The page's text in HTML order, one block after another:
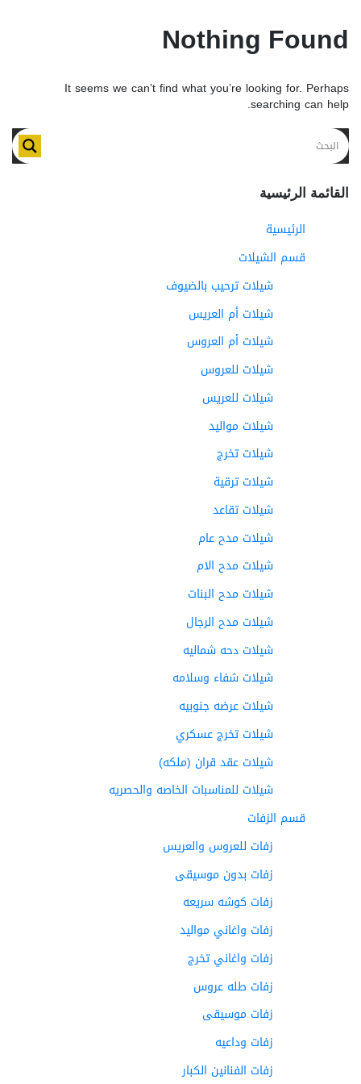
Nothing Found
It seems we can’t find what you’re looking for. Perhaps
searching can help.
القائمة الرئيسية
الرئيسية
قسم الشيلات
شيلات ترحيب بالضيوف
شيلات أم العريس
شيلات أم العروس
شيلات للعروس
شيلات للعريس
شيلات مواليد
شيلات تخرج
شيلات ترقية
شيلات تقاعد
شيلات مدح عام
شيلات مدح الام
شيلات مدح البنات
شيلات مدح الرجال
شيلات دحه شماليه
شيلات شفاء وسلامه
شيلات عرضه جنوبيه
شيلات تخرج عسكري
شيلات عقد قران (ملكه)
شيلات للمناسبات الخاصه والحصريه
قسم الزفات
زفات للعروس والعريس
زفات بدون موسيقى
زفات كوشه سريعه
زفات واغاني مواليد
زفات واغاني تخرج
زفات طله عروس
زفات موسيقى
زفات وداعيه
زفات الفنانين الكبار